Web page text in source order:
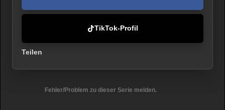
TikTok-Profil
Teilen
Fehler/Problem zu dieser Serie melden.